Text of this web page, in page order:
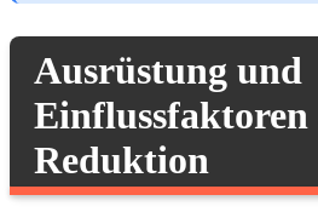
Ausrüstung und
Einflussfaktoren
Reduktion